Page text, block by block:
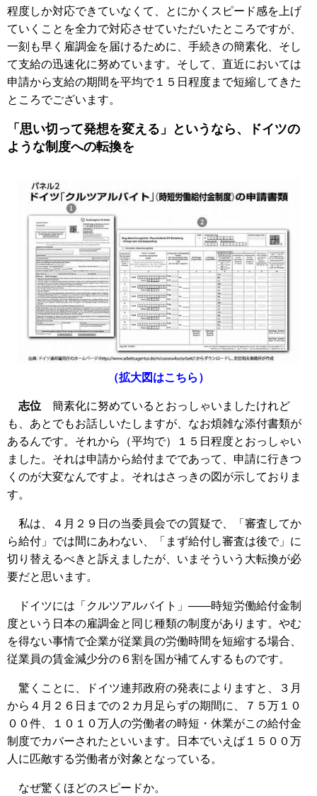
程度しか対応できていなくて、とにかくスピード感を上げ
ていくことを全力で対応させていただいたところですが、
一刻も早く雇調金を届けるために、手続きの簡素化、そし
て支給の迅速化に努めています。そして、直近においては
申請から支給の期間を平均で１５日程度まで短縮してきた
ところでございます。
「思い切って発想を変える」というなら、ドイツの
ような制度への転換を
（拡大図はこちら）
志位 簡素化に努めているとおっしゃいましたけれど
も、あとでもお話しいたしますが、なお煩雑な添付書類が
あるんです。それから（平均で）１５日程度とおっしゃい
ました。それは申請から給付までであって、申請に行きつ
くのが大変なんですよ。それはさっきの図が示しておりま
す。
私は、４月２９日の当委員会での質疑で、「審査してか
ら給付」では間にあわない、「まず給付し審査は後で」に
切り替えるべきと訴えましたが、いまそういう大転換が必
要だと思います。
ドイツには「クルツアルバイト」――時短労働給付金制
度という日本の雇調金と同じ種類の制度があります。やむ
を得ない事情で企業が従業員の労働時間を短縮する場合、
従業員の賃金減少分の６割を国が補てんするものです。
驚くことに、ドイツ連邦政府の発表によりますと、３月
から４月２６日までの２カ月足らずの期間に、７５万１０
００件、１０１０万人の労働者の時短・休業がこの給付金
制度でカバーされたといいます。日本でいえば１５００万
人に匹敵する労働者が対象となっている。
なぜ驚くほどのスピードか。